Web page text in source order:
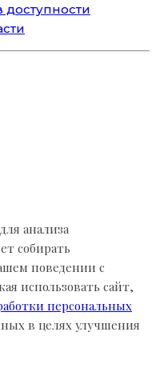
анализа
собирать
поведении с
использовать сайт,
персональных
в целях улучшения